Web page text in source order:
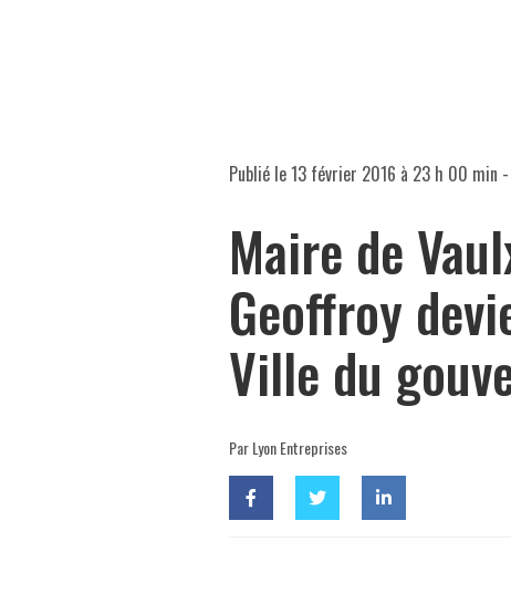
Publié le13 février 2016 à 23 h 00 min
Maire de
Geoffroy
Ville du
Par Lyon Entreprises